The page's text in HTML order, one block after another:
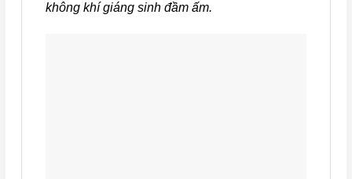
không khí giáng sinh đầm ấm.